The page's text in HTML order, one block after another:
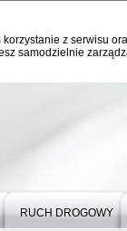
z serwisu
samodzielnie
RUCH DROGOWY